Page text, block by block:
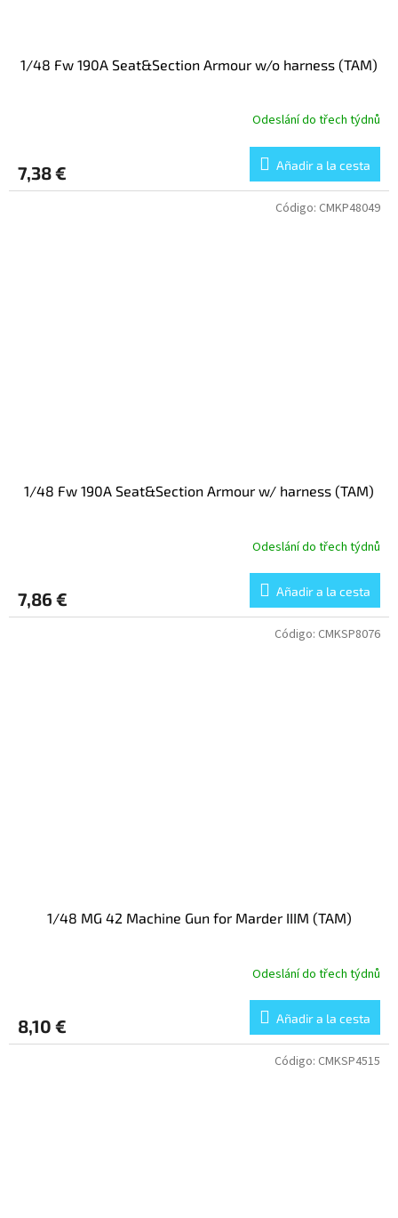
1/48 Fw 190A Seat&Section Armour w/o harness (TAM)
Odeslání do třech týdnů
7,38 € Añadir a la cesta
1/48 Fw 190A Seat&Section Armour w/ harness (TAM)
Odeslání do třech týdnů
7,86 € Añadir a la cesta
Código: CMKP48049
1/48 MG 42 Machine Gun for Marder IIIM (TAM)
Odeslání do třech týdnů
8,10 € Añadir a la cesta
Código: CMKSP8076
Código: CMKSP4515